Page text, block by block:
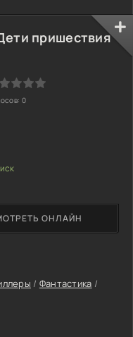
пришествия
/ Фантастика /
ОНЛАЙН
0